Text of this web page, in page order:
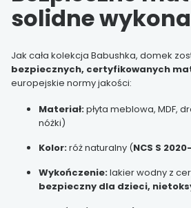
solidne
Jak cała kolekcja Babushka, domek
bezpiecznych, certyfikowanych
europejskie normy jakości:
Materiał:płyta meblowa, MDF,
nóżki)
Kolor:róż naturalny (NCS S
Wykończenie:lakier wodny z
bezpieczny dla dzieci,